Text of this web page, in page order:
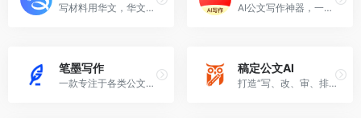
写材料用华文，华文笔杆帮你搞定公文写作 AI公文写作神器，一键生成合规材料
笔墨写作
一款专注于各类公文写作的AI写作平台
稿定公文AI
打造“写、改、审、排”全流程写作解决方案，一站式解决政企写作难题。